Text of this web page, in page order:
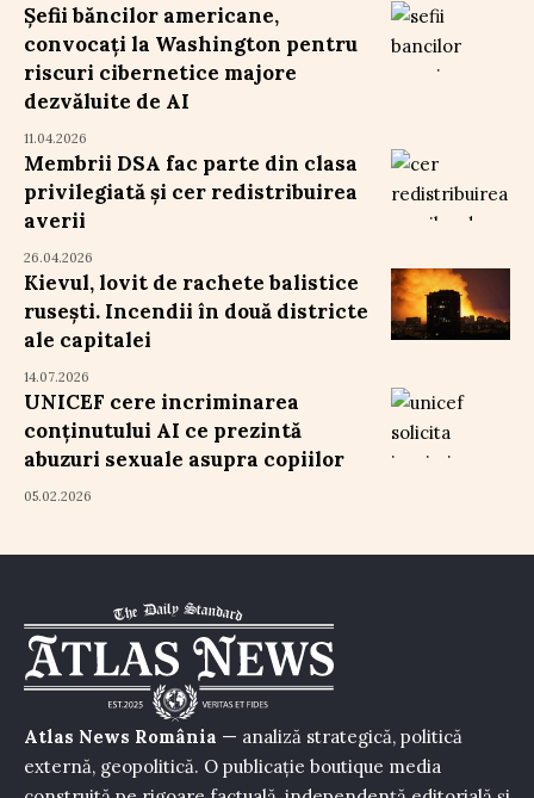
Șefii băncilor americane,
convocați la Washington pentru
riscuri cibernetice majore
dezvăluite de AI
11.04.2026
Membrii DSA fac parte din clasa
privilegiată și cer redistribuirea
averii
26.04.2026
Kievul, lovit de rachete balistice
rusești. Incendii în două districte
ale capitalei
14.07.2026
UNICEF cere incriminarea
conținutului AI ce prezintă
abuzuri sexuale asupra copiilor
05.02.2026
Atlas News România — analiză strategică, politică
externă, geopolitică. O publicație boutique media